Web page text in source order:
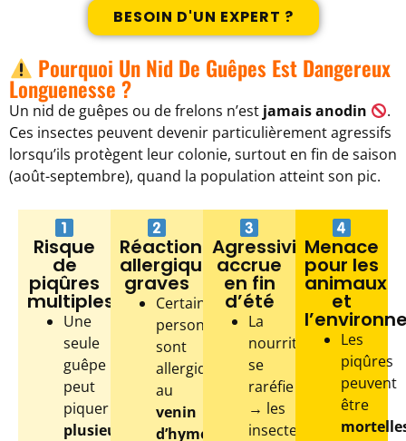
BESOIN D'UN EXPERT ?
Pourquoi Un Nid De Guêpes Est Dangereux
Longuenesse ?
Un nid de guêpes ou de frelons n’est jamais anodin
.
Ces insectes peuvent devenir particulièrement agressifs
lorsqu’ils protègent leur colonie, surtout en fin de saison
(août-septembre), quand la population atteint son pic.
Risque
de
piqûres
multiples
Une
seule
guêpe
peut
piquer
plusieurs
Réactions
allergiques
graves
Certaines
personnes
sont
allergiques
au
venin
d’hyménoptères.
Agressivité
accrue
en fin
d’été
La
nourriture
se
raréfie
→ les
insectes
Menace
pour les
animaux
et
Les
piqûres
peuvent
être